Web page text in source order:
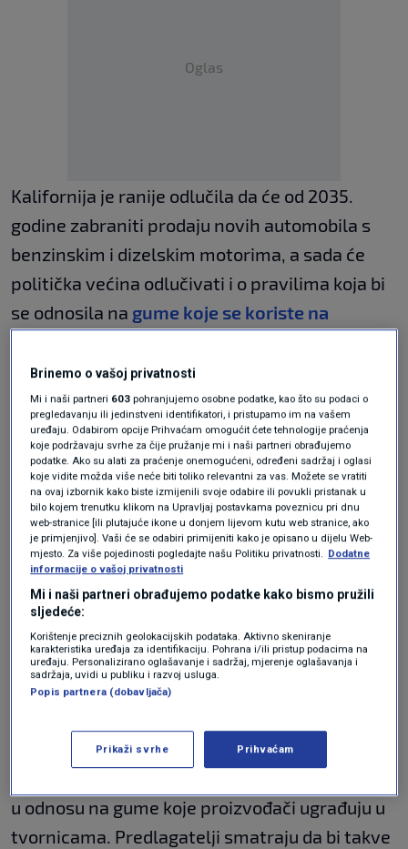
Oglas
Kalifornija je ranije odlučila da će od 2035.
godine zabraniti prodaju novih automobila s
benzinskim i dizelskim motorima, a sada će
politička većina odlučivati i o pravilima koja bi
se odnosila na gume koje se koriste na
Prema prijedlogu novog zakona, automobilske
gume morale bi ispunjavati iste standarde koje
proizvođači automobila moraju zadovoljiti
kada nova vozila izlaze s proizvodne trake. To
znači da gume koje se naknadno kupuju ne bi
smjele biti slabije kvalitete od onih koje dolaze
ugrađene na potpuno novim automobilima,
piše HAK revija.
Ovo su najbolji automobili za vozače
početnike: Na popisu i jedno
iznenađenje
AUTO|6. srp.
Navodi se dazamjenske gume u pravilu imaju
u odnosu na gume koje proizvođači ugrađuju u
tvornicama. Predlagatelji smatraju da bi takve
Brinemo o vašoj privatnosti
Mi i naši partneri 603 pohranjujemo osobne podatke, kao što su podaci o
pregledavanju ili jedinstveni identifikatori, i pristupamo im na vašem
uređaju. Odabirom opcije Prihvaćam omogućit ćete tehnologije praćenja
koje podržavaju svrhe za čije pružanje mi i naši partneri obrađujemo
podatke. Ako su alati za praćenje onemogućeni, određeni sadržaj i oglasi
koje vidite možda više neće biti toliko relevantni za vas. Možete se vratiti
na ovaj izbornik kako biste izmijenili svoje odabire ili povukli pristanak u
bilo kojem trenutku klikom na Upravljaj postavkama poveznicu pri dnu
web-stranice [ili plutajuće ikone u donjem lijevom kutu web stranice, ako
je primjenjivo]. Vaši će se odabiri primijeniti kako je opisano u dijelu Web-
mjesto. Za više pojedinosti pogledajte našu Politiku privatnosti. Dodatne
informacije o vašoj privatnosti
Mi i naši partneri obrađujemo podatke kako bismo pružili
sljedeće:
Korištenje preciznih geolokacijskih podataka. Aktivno skeniranje
karakteristika uređaja za identifikaciju. Pohrana i/ili pristup podacima na
uređaju. Personalizirano oglašavanje i sadržaj, mjerenje oglašavanja i
sadržaja, uvidi u publiku i razvoj usluga.
Popis partnera (dobavljača)
Prikaži svrhe Prihvaćam